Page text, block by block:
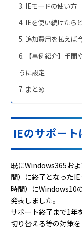
IEモードの使い方
IEを使い続けたら
追加費用を払えば
【事例紹介】手
うに設定
まとめ
IEのサポー
既にWindows365お
間）に終了となった
時間）にWindows10
発表しました。
サポート終了まで1年
切り替える等の対策